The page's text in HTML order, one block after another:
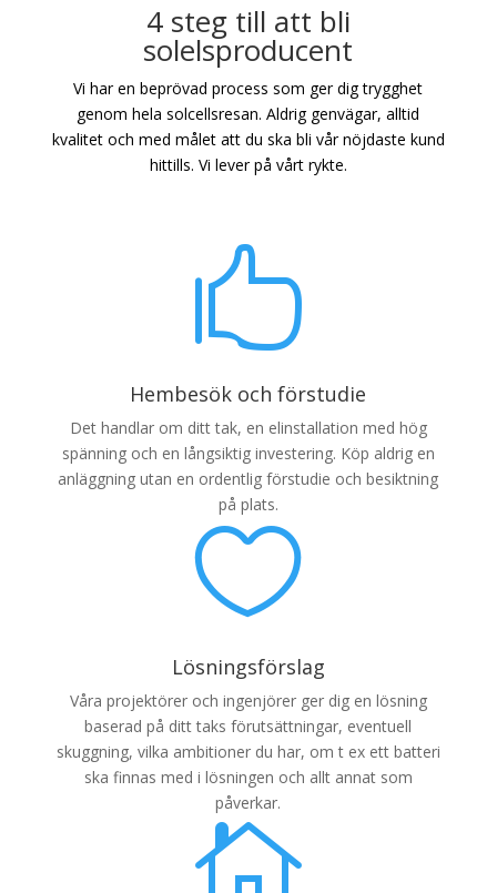
4 steg till att bli
solelsproducent
Vi har en beprövad process som ger dig trygghet
genom hela solcellsresan. Aldrig genvägar, alltid
kvalitet och med målet att du ska bli vår nöjdaste kund
hittills. Vi lever på vårt rykte.

Hembesök och förstudie
Det handlar om ditt tak, en elinstallation med hög
spänning och en långsiktig investering. Köp aldrig en
anläggning utan en ordentlig förstudie och besiktning
på plats.

Lösningsförslag
Våra projektörer och ingenjörer ger dig en lösning
baserad på ditt taks förutsättningar, eventuell
skuggning, vilka ambitioner du har, om t ex ett batteri
ska finnas med i lösningen och allt annat som
påverkar.
